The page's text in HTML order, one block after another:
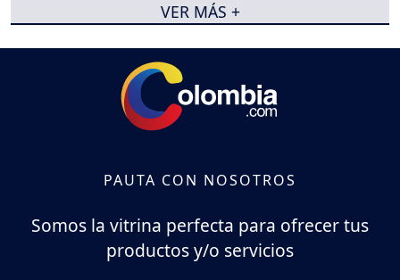
VER MÁS +
PAUTA CON NOSOTROS
Somos la vitrina perfecta para ofrecer tus
productos y/o servicios